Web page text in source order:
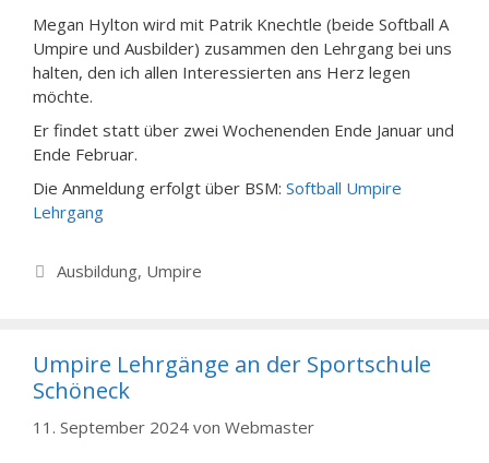
Megan Hylton wird mit Patrik Knechtle (beide Softball A
Umpire und Ausbilder) zusammen den Lehrgang bei uns
halten, den ich allen Interessierten ans Herz legen
möchte.
Er findet statt über zwei Wochenenden Ende Januar und
Ende Februar.
Die Anmeldung erfolgt über BSM: Softball Umpire
Lehrgang
Kategorien
Ausbildung, Umpire
Umpire Lehrgänge an der Sportschule
Schöneck
11. September 2024 von Webmaster